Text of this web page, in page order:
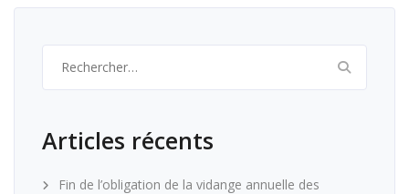
Articles récents
Fin de l’obligation de la vidange annuelle des